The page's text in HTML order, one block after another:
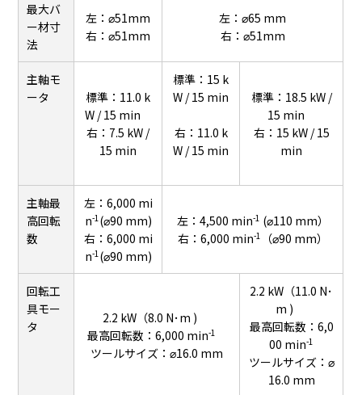
最大バ
ー材寸
法
左：⌀51mm
右：⌀51mm
左：⌀65 mm
右：⌀51mm
主軸モ
ータ
標準：11.0 k
W / 15 min
右：7.5 kW /
15 min
標準：15 k
W / 15 min
右：11.0 k
W / 15 min
標準：18.5 kW /
15 min
右：15 kW / 15
min
主軸最
高回転
数
左：6,000 mi
n-1(⌀90 mm)
右：6,000 mi
n-1(⌀90 mm)
左：4,500 min-1 (⌀110 mm）
右：6,000 min-1 （⌀90 mm）
回転工
具モー
タ
2.2 kW（8.0 N･m )
最高回転数：6,000 min-1
ツールサイズ：⌀16.0 mm
2.2 kW（11.0 N･
m )
最高回転数：6,0
00 min-1
ツールサイズ：⌀
16.0 mm